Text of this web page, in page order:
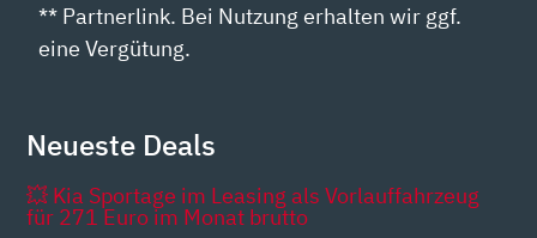
** Partnerlink. Bei Nutzung erhalten wir ggf.
eine Vergütung.
Neueste Deals
💥 Kia Sportage im Leasing als Vorlauffahrzeug
für 271 Euro im Monat brutto